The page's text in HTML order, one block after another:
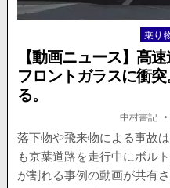
in
乗り
【動画ニュース】高
フロントガラスに衝
る。
著
者:
中村書記
落下物や飛来物による事故
も京葉道路を走行中にボル
が割れる事例の動画が共有